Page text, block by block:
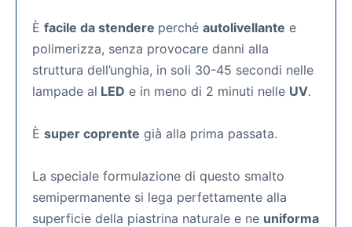
È facile da stendere perché autolivellante e
polimerizza, senza provocare danni alla
struttura dell’unghia, in soli 30-45 secondi nelle
lampade al LED e in meno di 2 minuti nelle UV.
È super coprente già alla prima passata.
La speciale formulazione di questo smalto
semipermanente si lega perfettamente alla
superficie della piastrina naturale e ne uniforma